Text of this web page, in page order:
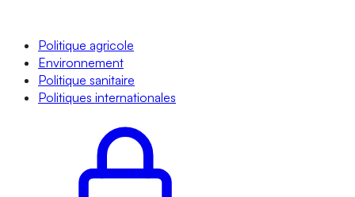
Politique agricole
Environnement
Politique sanitaire
Politiques internationales